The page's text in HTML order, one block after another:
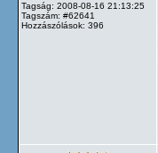
Tagság: 2008-08-16 21:13:25
Tagszám: #62641
Hozzászólások: 396